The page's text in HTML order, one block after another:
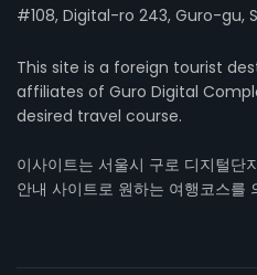
#108, Digital-ro 243, Guro-gu,
This site is a foreign tourist
affiliates of Guro Digital
desired travel course.
이사이트는 서울시 구로 디지털단
안내 사이트로 원하는 여행코스를